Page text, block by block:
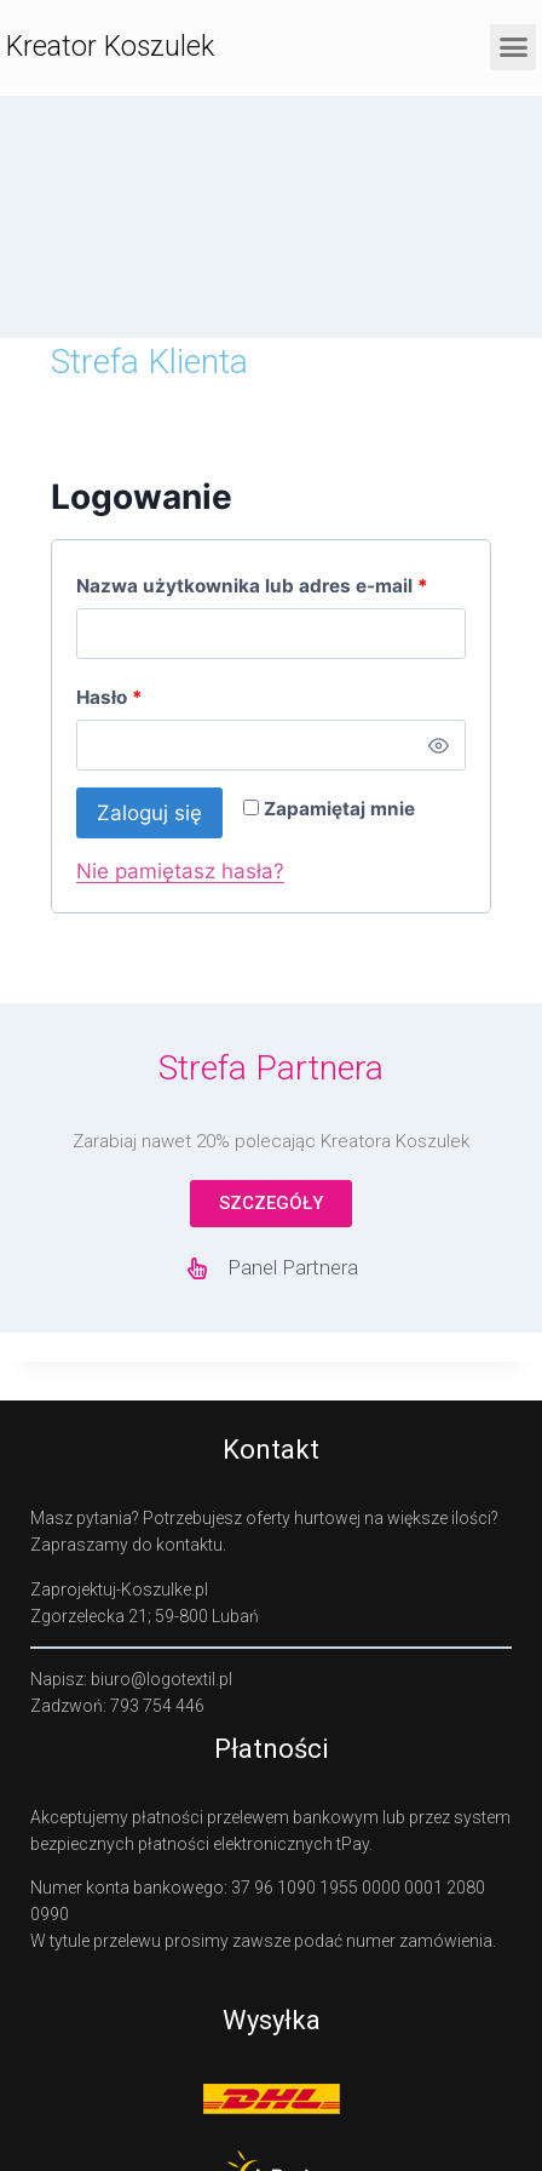
Kreator Koszulek
Strefa Klienta
Logowanie
Nazwa użytkownika lub adres e-mail *
Hasło *
Zapamiętaj mnie
Zaloguj się
Nie pamiętasz hasła?
Strefa Partnera
Zarabiaj nawet 20% polecając Kreatora Koszulek
SZCZEGÓŁY
Panel Partnera
Kontakt
Masz pytania? Potrzebujesz oferty hurtowej na większe ilości?
Zapraszamy do kontaktu.
Zaprojektuj-Koszulke.pl
Zgorzelecka 21; 59-800 Lubań
Napisz: biuro@logotextil.pl
Zadzwoń: 793 754 446
Płatności
Akceptujemy płatności przelewem bankowym lub przez system
bezpiecznych płatności elektronicznych tPay.
Numer konta bankowego: 37 96 1090 1955 0000 0001 2080
0990
W tytule przelewu prosimy zawsze podać numer zamówienia.
Wysyłka